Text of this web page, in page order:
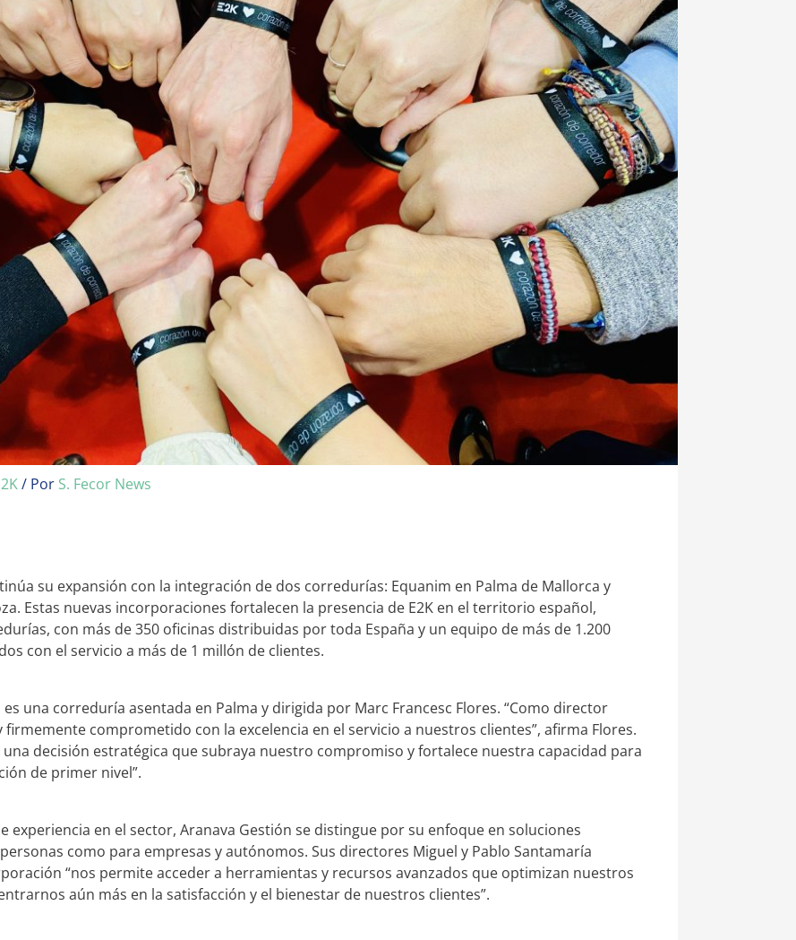
/ Por S. Fecor News
su expansión con la integración de dos corredurías: Equanim en Palma de Mallorca y
Estas nuevas incorporaciones fortalecen la presencia de E2K en el territorio español,
con más de 350 oficinas distribuidas por toda España y un equipo de más de 1.200
con el servicio a más de 1 millón de clientes.
es una correduría asentada en Palma y dirigida por Marc Francesc Flores. “Como director
firmemente comprometido con la excelencia en el servicio a nuestros clientes”, afirma Flores.
una decisión estratégica que subraya nuestro compromiso y fortalece nuestra capacidad para
de primer nivel”.
experiencia en el sector, Aranava Gestión se distingue por su enfoque en soluciones
como para empresas y autónomos. Sus directores Miguel y Pablo Santamaría
“nos permite acceder a herramientas y recursos avanzados que optimizan nuestros
aún más en la satisfacción y el bienestar de nuestros clientes”.